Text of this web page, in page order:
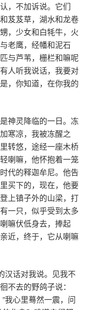
，不加诉说。它们
芨芨草，湖水和龙卷
，少女和白牦牛，火
老鹰，经幡和泥石
与芦苇，栅栏和嘛呢
人听我说话，我要对
，你知道，在你我的
神灵降临的一日。冻
寒凉，我被冻醒之
转悠，途经一座木桥
喇嘛，他怀抱着一笼
代的释迦牟尼。他告
买下的，现在，他要
上镇子外的山梁，打
一只，似乎受到太多
嘛伏低身去，捧起
近，终于，它从喇嘛
汉话对我说。见我不
不去的野鸽子说：
我心里蓦然一震，问